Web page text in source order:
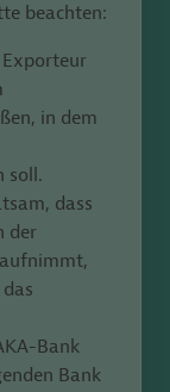
beachten:
Exporteur
in dem
soll.
dass
der
Bank
Bank